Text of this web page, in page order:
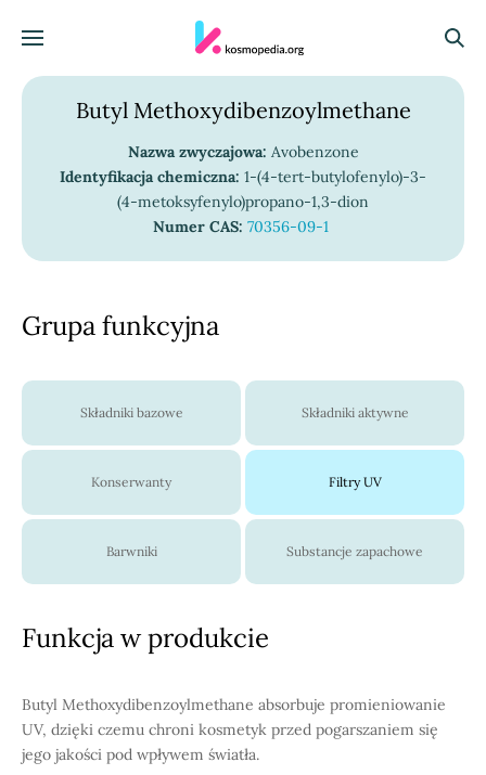
Menu
Butyl Methoxydibenzoylmethane
Nazwa zwyczajowa: Avobenzone
Identyfikacja chemiczna: 1-(4-tert-butylofenylo)-3-
(4-metoksyfenylo)propano-1,3-dion
Numer CAS: 70356-09-1
Grupa funkcyjna
Składniki bazowe Składniki aktywne
Konserwanty Filtry UV
Barwniki Substancje zapachowe
Funkcja w produkcie
Butyl Methoxydibenzoylmethane absorbuje promieniowanie
UV, dzięki czemu chroni kosmetyk przed pogarszaniem się
jego jakości pod wpływem światła.